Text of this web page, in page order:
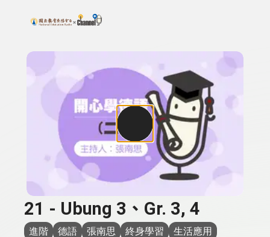
上方功能區塊
搜尋關鍵字：可輸入節目名稱、主持人或關鍵字
21 - Ubung 3、Gr. 3, 4
進階 德語 張南思 終身學習
生活應用